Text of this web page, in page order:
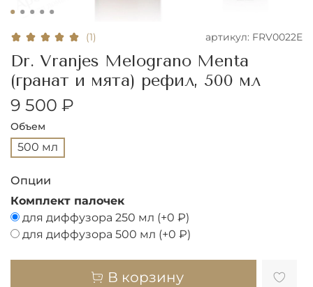
(1) артикул: FRV0022E
Dr. Vranjes Melograno Menta
(гранат и мята) рефил, 500 мл
9 500 ₽
Объем
500 мл
Опции
Комплект палочек
для диффузора 250 мл (+0 ₽)
для диффузора 500 мл (+0 ₽)
В корзину